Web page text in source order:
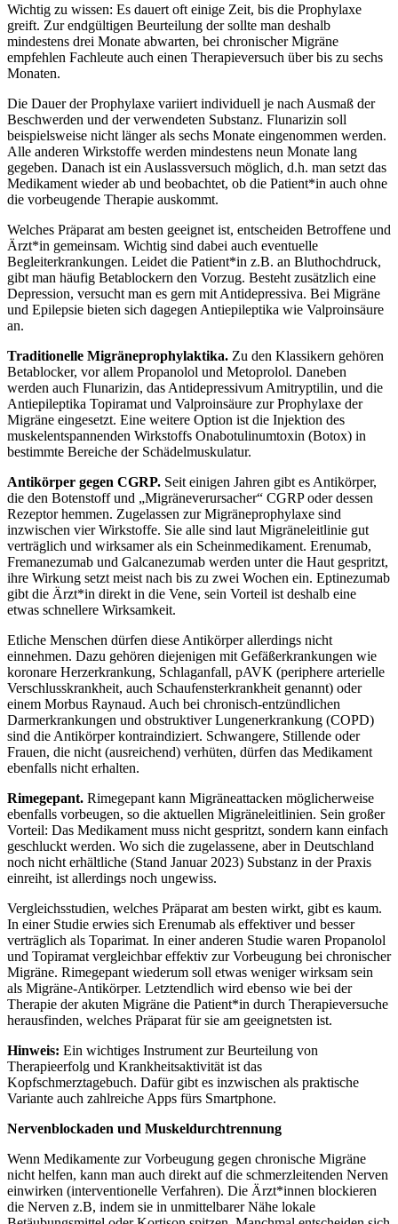
Wichtig zu wissen: Es dauert oft einige Zeit, bis die Prophylaxe
greift. Zur endgültigen Beurteilung der sollte man deshalb
mindestens drei Monate abwarten, bei chronischer Migräne
empfehlen Fachleute auch einen Therapieversuch über bis zu sechs
Monaten.
Die Dauer der Prophylaxe variiert individuell je nach Ausmaß der
Beschwerden und der verwendeten Substanz. Flunarizin soll
beispielsweise nicht länger als sechs Monate eingenommen werden.
Alle anderen Wirkstoffe werden mindestens neun Monate lang
gegeben. Danach ist ein Auslassversuch möglich, d.h. man setzt das
Medikament wieder ab und beobachtet, ob die Patient*in auch ohne
die vorbeugende Therapie auskommt.
Welches Präparat am besten geeignet ist, entscheiden Betroffene und
Ärzt*in gemeinsam. Wichtig sind dabei auch eventuelle
Begleiterkrankungen. Leidet die Patient*in z.B. an Bluthochdruck,
gibt man häufig Betablockern den Vorzug. Besteht zusätzlich eine
Depression, versucht man es gern mit Antidepressiva. Bei Migräne
und Epilepsie bieten sich dagegen Antiepileptika wie Valproinsäure
an.
Traditionelle Migräneprophylaktika. Zu den Klassikern gehören
Betablocker, vor allem Propanolol und Metoprolol. Daneben
werden auch Flunarizin, das Antidepressivum Amitryptilin, und die
Antiepileptika Topiramat und Valproinsäure zur Prophylaxe der
Migräne eingesetzt. Eine weitere Option ist die Injektion des
muskelentspannenden Wirkstoffs Onabotulinumtoxin (Botox) in
bestimmte Bereiche der Schädelmuskulatur.
Antikörper gegen CGRP. Seit einigen Jahren gibt es Antikörper,
die den Botenstoff und „Migräneverursacher“ CGRP oder dessen
Rezeptor hemmen. Zugelassen zur Migräneprophylaxe sind
inzwischen vier Wirkstoffe. Sie alle sind laut Migräneleitlinie gut
verträglich und wirksamer als ein Scheinmedikament. Erenumab,
Fremanezumab und Galcanezumab werden unter die Haut gespritzt,
ihre Wirkung setzt meist nach bis zu zwei Wochen ein. Eptinezumab
gibt die Ärzt*in direkt in die Vene, sein Vorteil ist deshalb eine
etwas schnellere Wirksamkeit.
Etliche Menschen dürfen diese Antikörper allerdings nicht
einnehmen. Dazu gehören diejenigen mit Gefäßerkrankungen wie
koronare Herzerkrankung, Schlaganfall, pAVK (periphere arterielle
Verschlusskrankheit, auch Schaufensterkrankheit genannt) oder
einem Morbus Raynaud. Auch bei chronisch-entzündlichen
Darmerkrankungen und obstruktiver Lungenerkrankung (COPD)
sind die Antikörper kontraindiziert. Schwangere, Stillende oder
Frauen, die nicht (ausreichend) verhüten, dürfen das Medikament
ebenfalls nicht erhalten.
Rimegepant. Rimegepant kann Migräneattacken möglicherweise
ebenfalls vorbeugen, so die aktuellen Migräneleitlinien. Sein großer
Vorteil: Das Medikament muss nicht gespritzt, sondern kann einfach
geschluckt werden. Wo sich die zugelassene, aber in Deutschland
noch nicht erhältliche (Stand Januar 2023) Substanz in der Praxis
einreiht, ist allerdings noch ungewiss.
Vergleichsstudien, welches Präparat am besten wirkt, gibt es kaum.
In einer Studie erwies sich Erenumab als effektiver und besser
verträglich als Toparimat. In einer anderen Studie waren Propanolol
und Topiramat vergleichbar effektiv zur Vorbeugung bei chronischer
Migräne. Rimegepant wiederum soll etwas weniger wirksam sein
als Migräne-Antikörper. Letztendlich wird ebenso wie bei der
Therapie der akuten Migräne die Patient*in durch Therapieversuche
herausfinden, welches Präparat für sie am geeignetsten ist.
Hinweis: Ein wichtiges Instrument zur Beurteilung von
Therapieerfolg und Krankheitsaktivität ist das
Kopfschmerztagebuch. Dafür gibt es inzwischen als praktische
Variante auch zahlreiche Apps fürs Smartphone.
Nervenblockaden und Muskeldurchtrennung
Wenn Medikamente zur Vorbeugung gegen chronische Migräne
nicht helfen, kann man auch direkt auf die schmerzleitenden Nerven
einwirken (interventionelle Verfahren). Die Ärzt*innen blockieren
die Nerven z.B, indem sie in unmittelbarer Nähe lokale